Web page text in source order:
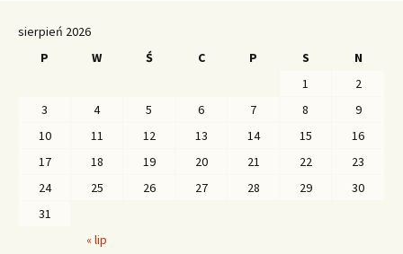
sierpień 2026
P
W Ś C P S N
« lip
1
2
3
4 5 6 7 8
9
10
11 12 13 14 15
16
17
18 19 20 21 22
23
24
25 26 27 28 29
30
31